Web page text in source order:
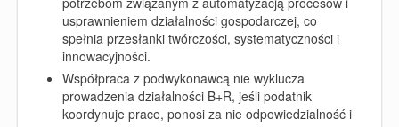
usprawnieniem działalności gospodarczej, co
spełnia przesłanki twórczości, systematyczności i
innowacyjności.
Współpraca z podwykonawcą nie wyklucza
prowadzenia działalności B+R, jeśli podatnik
koordynuje prace, ponosi za nie odpowiedzialność i